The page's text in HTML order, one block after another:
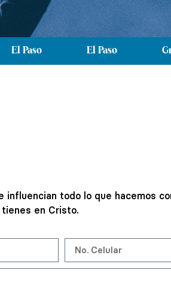
El Paso El Paso
todo lo que hacemos
en Cristo.